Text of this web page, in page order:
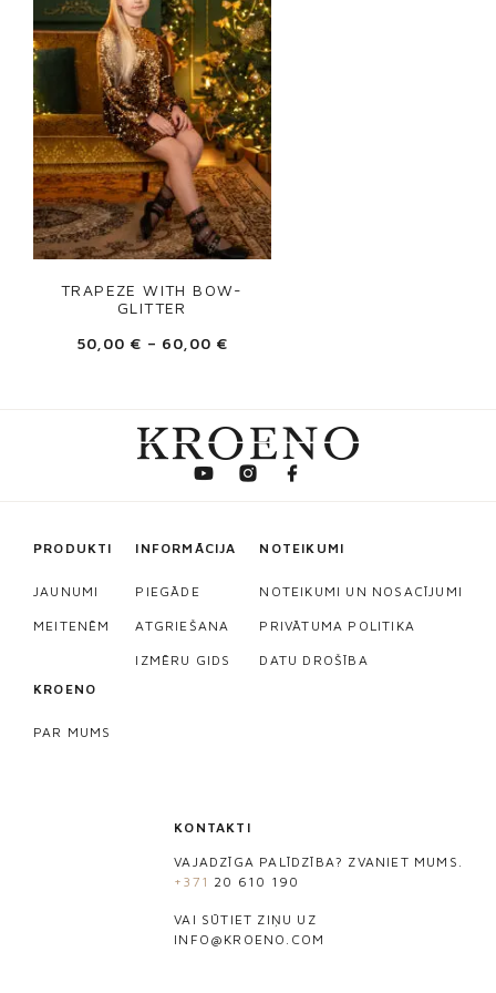
BLOUSE
SIEVIETĒM
PLĪVURI
ROBES
WEDDING DRESS
FORMAL
EVERYDAY WEAR
FILTRĒT PĒC KRĀSAS
IZTĪRĪT FILTRUS
TRAPEZE WITH BOW-
GLITTER
50,00 € – 60,00 €
PRODUKTI
JAUNUMI
MEITENĒM
INFORMĀCIJA
PIEGĀDE
ATGRIEŠANA
IZMĒRU GIDS
NOTEIKUMI
NOTEIKUMI UN NOSACĪJUMI
PRIVĀTUMA POLITIKA
DATU DROŠĪBA
KROENO
PAR MUMS
KONTAKTI
VAJADZĪGA PALĪDZĪBA? ZVANIET MUMS.
+371 20 610 190
VAI SŪTIET ZIŅU UZ
INFO@KROENO.COM